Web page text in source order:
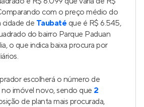
com o preço médio do
de Taubaté que é R$ 6.545,
do bairro Parque Paduan
o que indica baixa procura por
escolherá o número de
imóvel novo, sendo que 2
de planta mais procurada,